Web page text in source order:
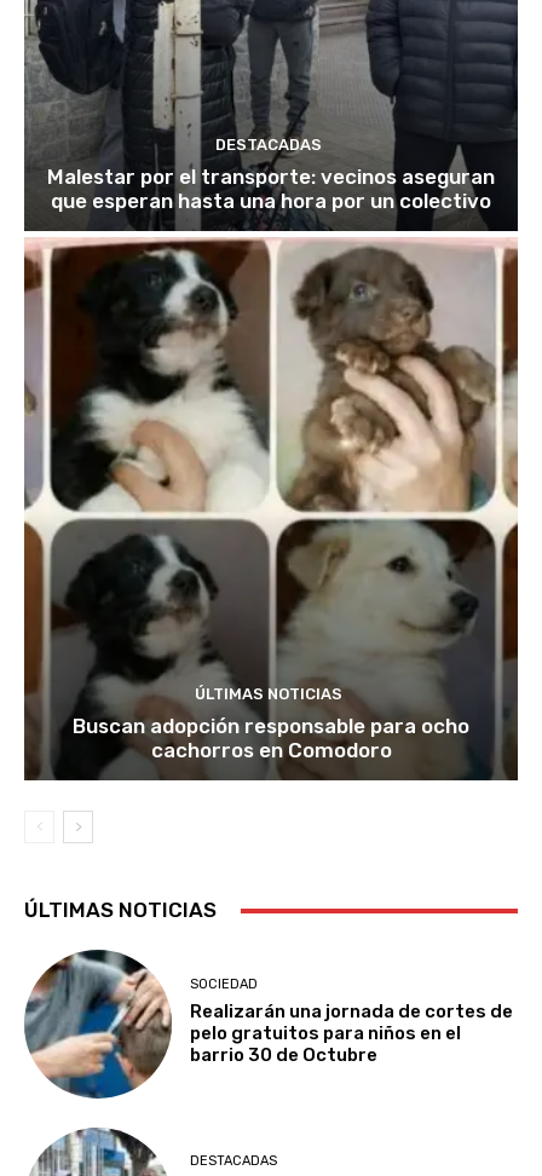
DESTACADAS
Malestar por el transporte: vecinos aseguran
que esperan hasta una hora por un colectivo
ÚLTIMAS NOTICIAS
Buscan adopción responsable para ocho
cachorros en Comodoro
ÚLTIMAS NOTICIAS
SOCIEDAD
Realizarán una jornada de cortes de
pelo gratuitos para niños en el
barrio 30 de Octubre
DESTACADAS